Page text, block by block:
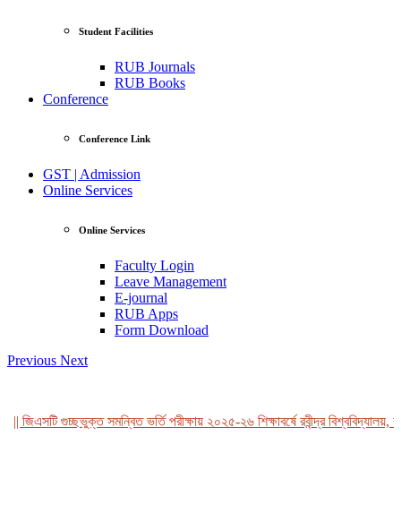
Student Facilities
RUB Journals
RUB Books
Conference
Conference Link
GST | Admission
Online Services
Online Services
Faculty Login
Leave Management
E-journal
RUB Apps
Form Download
Previous Next
জিএসটি গুচ্ছভুক্ত সমন্বিত ভর্তি পরীক্ষায় ২০২৫-২৬ শিক্ষাবর্ষে রবীন্দ্র বিশ্ববিদ্যালয়,